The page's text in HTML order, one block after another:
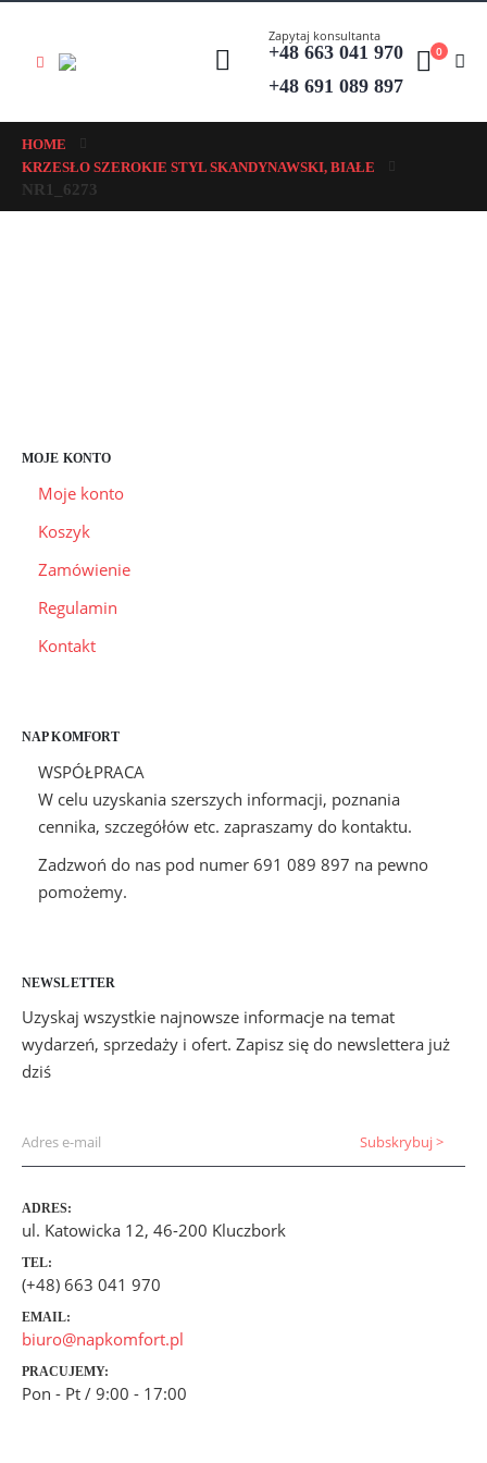
Zapytaj konsultanta
+48 663 041 970
+48 691 089 897
0
HOME
KRZESŁO SZEROKIE STYL SKANDYNAWSKI, BIAŁE
NR1_6273
MOJE KONTO
Moje konto
Koszyk
Zamówienie
Regulamin
Kontakt
NAP KOMFORT
WSPÓŁPRACA
W celu uzyskania szerszych informacji, poznania
cennika, szczegółów etc. zapraszamy do kontaktu.
Zadzwoń do nas pod numer 691 089 897 na pewno
pomożemy.
NEWSLETTER
Uzyskaj wszystkie najnowsze informacje na temat
wydarzeń, sprzedaży i ofert. Zapisz się do newslettera już
dziś
ADRES:
ul. Katowicka 12, 46-200 Kluczbork
TEL:
(+48) 663 041 970
EMAIL:
biuro@napkomfort.pl
PRACUJEMY:
Pon - Pt / 9:00 - 17:00